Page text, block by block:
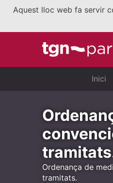
Aquest lloc web fa servir
Inici
Ordenança de
tramitats.